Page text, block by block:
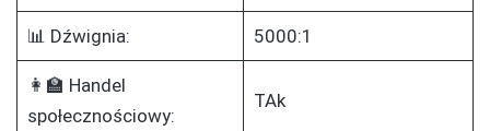
📊 Dźwignia: 5000:1
👩‍🏫 Handel
społecznościowy:
TAk